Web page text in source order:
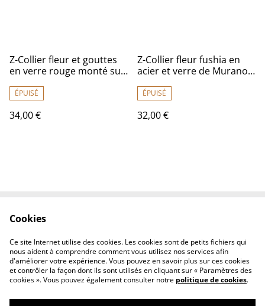
Z-Collier fleur et gouttes
en verre rouge monté sur
d'extension en acier
inoxydable doré -piece
unique
ÉPUISÉ
34,00 €
Z-Collier fleur fushia en
acier et verre de Murano
chaîne d'extension, pièce
unique
ÉPUISÉ
32,00 €
Politique de
confidentialité
Politique de cookies
Cookies
Ce site Internet utilise des cookies. Les cookies sont de petits fichiers qui
nous aident à comprendre comment vous utilisez nos services afin
d'améliorer votre expérience. Vous pouvez en savoir plus sur ces cookies
et contrôler la façon dont ils sont utilisés en cliquant sur « Paramètres des
cookies ». Vous pouvez également consulter notre politique de cookies.